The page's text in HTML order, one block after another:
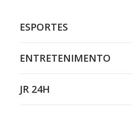
ESPORTES
ENTRETENIMENTO
JR 24H